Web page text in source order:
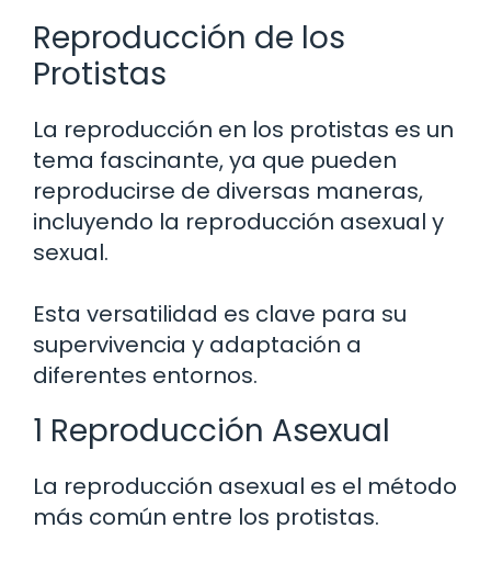
Reproducción de los
Protistas
La reproducción en los protistas es un
tema fascinante, ya que pueden
reproducirse de diversas maneras,
incluyendo la reproducción asexual y
sexual.
Esta versatilidad es clave para su
supervivencia y adaptación a
diferentes entornos.
1 Reproducción Asexual
La reproducción asexual es el método
más común entre los protistas.